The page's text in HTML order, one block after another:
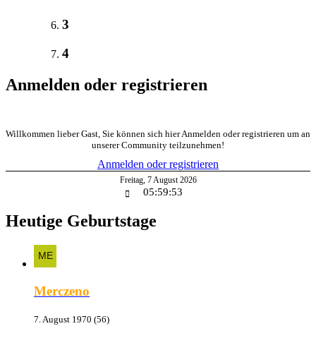
3
4
Anmelden oder registrieren
Willkommen lieber Gast, Sie können sich hier Anmelden oder registrieren um an
unserer Community teilzunehmen!
Anmelden oder registrieren
Freitag, 7 August 2026
05:59:53
Heutige Geburtstage
Merczeno
7. August 1970 (56)